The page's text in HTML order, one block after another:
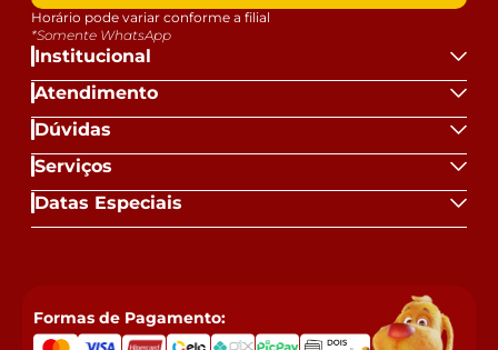
Institucional
Atendimento
Dúvidas
Serviços
Datas Especiais
Horário pode variar conforme a filial
*Somente WhatsApp
Formas de Pagamento: